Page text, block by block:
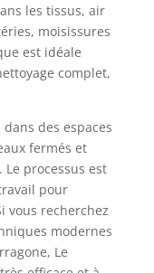
les tissus, air
moisissures
est idéale
complet,
des espaces
fermés et
processus est
pour
vous recherchez
modernes
Le